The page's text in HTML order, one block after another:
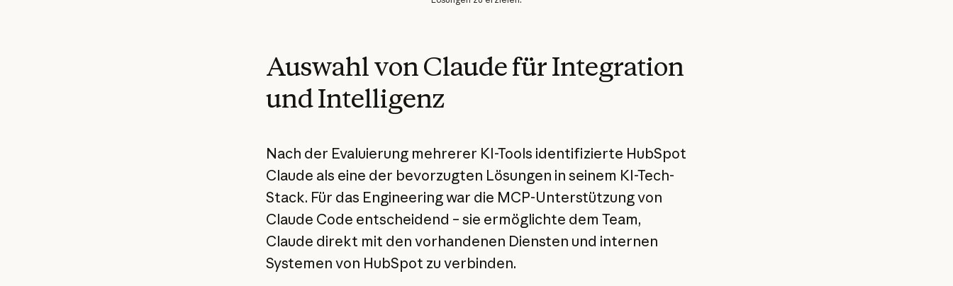
Auswahl von Claude für Integration
und Intelligenz
Nach der Evaluierung mehrerer KI-Tools identifizierte HubSpot
Claude als eine der bevorzugten Lösungen in seinem KI-Tech-
Stack. Für das Engineering war die MCP-Unterstützung von
Claude Code entscheidend – sie ermöglichte dem Team,
Claude direkt mit den vorhandenen Diensten und internen
Systemen von HubSpot zu verbinden.